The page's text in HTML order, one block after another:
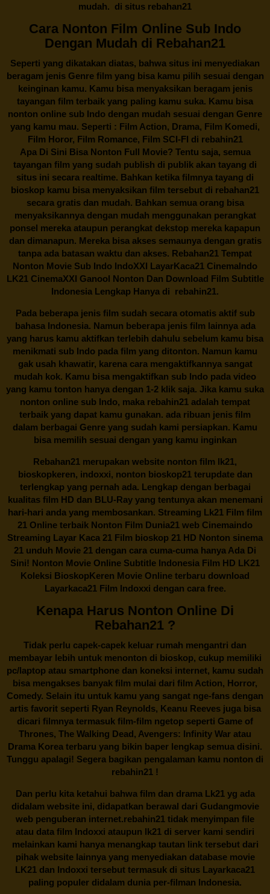
mudah. di situs rebahan21
Cara Nonton Film Online Sub Indo
Dengan Mudah di Rebahan21
Seperti yang dikatakan diatas, bahwa situs ini menyediakan
beragam jenis Genre film yang bisa kamu pilih sesuai dengan
keinginan kamu. Kamu bisa menyaksikan beragam jenis
tayangan film terbaik yang paling kamu suka. Kamu bisa
nonton online sub Indo dengan mudah sesuai dengan Genre
yang kamu mau. Seperti : Film Action, Drama, Film Komedi,
Film Horor, Film Romance, Film SCI-FI di rebahin21
Apa Di Sini Bisa Nonton Full Movie? Tentu saja, semua
tayangan film yang sudah publish di publik akan tayang di
situs ini secara realtime. Bahkan ketika filmnya tayang di
bioskop kamu bisa menyaksikan film tersebut di rebahan21
secara gratis dan mudah. Bahkan semua orang bisa
menyaksikannya dengan mudah menggunakan perangkat
ponsel mereka ataupun perangkat dekstop mereka kapapun
dan dimanapun. Mereka bisa akses semaunya dengan gratis
tanpa ada batasan waktu dan akses. Rebahan21 Tempat
Nonton Movie Sub Indo IndoXXI LayarKaca21 CinemaIndo
LK21 CinemaXXI Ganool Nonton Dan Download Film Subtitle
Indonesia Lengkap Hanya di rebahin21.
Pada beberapa jenis film sudah secara otomatis aktif sub
bahasa Indonesia. Namun beberapa jenis film lainnya ada
yang harus kamu aktifkan terlebih dahulu sebelum kamu bisa
menikmati sub Indo pada film yang ditonton. Namun kamu
gak usah khawatir, karena cara mengaktifkannya sangat
mudah kok. Kamu bisa mengaktifkan sub Indo pada video
yang kamu tonton hanya dengan 1-2 klik saja. Jika kamu suka
nonton online sub Indo, maka rebahin21 adalah tempat
terbaik yang dapat kamu gunakan. ada ribuan jenis film
dalam berbagai Genre yang sudah kami persiapkan. Kamu
bisa memilih sesuai dengan yang kamu inginkan
Rebahan21 merupakan website nonton film lk21,
bioskopkeren, indoxxi, nonton bioskop21 terupdate dan
terlengkap yang pernah ada. Lengkap dengan berbagai
kualitas film HD dan BLU-Ray yang tentunya akan menemani
hari-hari anda yang membosankan. Streaming Lk21 Film film
21 Online terbaik Nonton Film Dunia21 web Cinemaindo
Streaming Layar Kaca 21 Film bioskop 21 HD Nonton sinema
21 unduh Movie 21 dengan cara cuma-cuma hanya Ada Di
Sini! Nonton Movie Online Subtitle Indonesia Film HD LK21
Koleksi BioskopKeren Movie Online terbaru download
Layarkaca21 Film Indoxxi dengan cara free.
Kenapa Harus Nonton Online Di
Rebahan21 ?
Tidak perlu capek-capek keluar rumah mengantri dan
membayar lebih untuk menonton di bioskop, cukup memiliki
pc/laptop atau smartphone dan koneksi internet, kamu sudah
bisa mengakses banyak film mulai dari film Action, Horror,
Comedy. Selain itu untuk kamu yang sangat nge-fans dengan
artis favorit seperti Ryan Reynolds, Keanu Reeves juga bisa
dicari filmnya termasuk film-film ngetop seperti Game of
Thrones, The Walking Dead, Avengers: Infinity War atau
Drama Korea terbaru yang bikin baper lengkap semua disini.
Tunggu apalagi! Segera bagikan pengalaman kamu nonton di
rebahin21 !
Dan perlu kita ketahui bahwa film dan dramaLk21yg ada
didalam website ini, didapatkan berawal dari Gudangmovie
web penguberan internet.rebahin21 tidak menyimpan file
atau data film Indoxxi ataupun lk21 di server kami sendiri
melainkan kami hanya menangkap tautan link tersebut dari
pihak website lainnya yang menyediakan database movie
LK21 dan Indoxxi tersebut termasuk di situs Layarkaca21
paling populer didalam dunia per-filman Indonesia.